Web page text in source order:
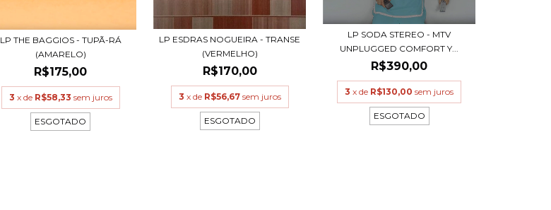
LP THE BAGGIOS - TUPÃ-RÁ
(AMARELO)
R$175,00
3 x de R$58,33 sem juros
ESGOTADO
LP ESDRAS NOGUEIRA - TRANSE
(VERMELHO)
R$170,00
3 x de R$56,67 sem juros
ESGOTADO
LP SODA STEREO - MTV
UNPLUGGED COMFORT Y...
R$390,00
3 x de R$130,00 sem juros
ESGOTADO